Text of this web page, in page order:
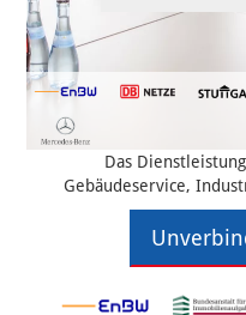
Das
Gebäudeservice,